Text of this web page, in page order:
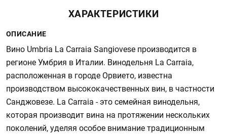
ХАРАКТЕРИСТИКИ
ОПИСАНИЕ
Вино Umbria La Carraia Sangiovese производится в
регионе Умбрия в Италии. Винодельня La Carraia,
расположенная в городе Орвието, известна
производством высококачественных вин, в частности
Санджовезе. La Carraia - это семейная винодельня,
которая производит вина на протяжении нескольких
поколений, уделяя особое внимание традиционным